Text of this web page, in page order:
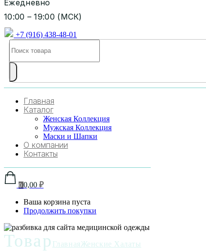
Ежедневно
10:00 – 19:00 (МСК)
+7 (916) 438-48-01
Главная
Каталог
Женская Коллекция
Мужская Коллекция
Маски и Шапки
О компании
Контакты
0 0,00 ₽
Ваша корзина пуста
Продолжить покупки
Товар ГлавнаяЖенские Халаты